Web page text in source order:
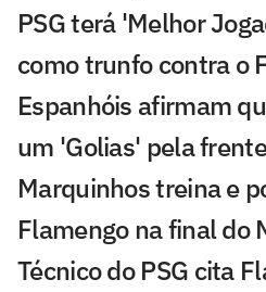
PSG terá 'Melhor
como trunfo contra o
Espanhóis afirmam
um 'Golias' pela frente
Marquinhos treina e
Flamengo na final do
Técnico do PSG cita